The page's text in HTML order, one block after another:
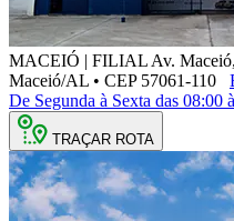
MACEIÓ | FILIAL Av.
Maceió/AL • CEP 57061-110
De Segunda à Sexta das 08:00
TRAÇAR ROTA